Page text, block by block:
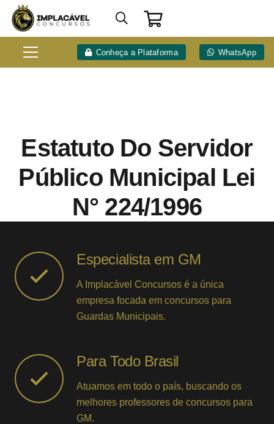
Conheça a Plataforma WhatsApp
Estatuto Do Servidor
Público Municipal Lei
N° 224/1996
Especialista em GM
A Implacável Concursos é a única
empresa focada em concursos para
Guardas Municipais.
Para Todo Brasil
Atuamos em todo o país, buscando os
melhores professores de concursos para
GM.